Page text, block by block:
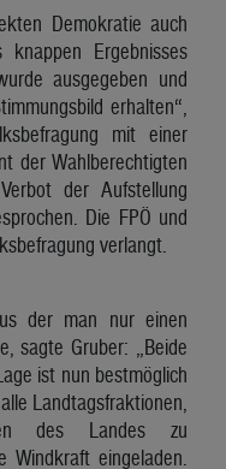
Demokratie auch
Ergebnisses
ausgegeben und
erhalten“,
mit einer
der Wahlberechtigten
der Aufstellung
Die FPÖ und
verlangt.
der man nur einen
sagte Gruber: „Beide
ist nun bestmöglich
Landtagsfraktionen,
des Landes zu
Windkraft eingeladen.